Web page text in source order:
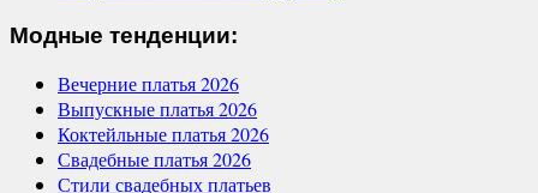
Модные тенденции:
Вечерние платья 2026
Выпускные платья 2026
Коктейльные платья 2026
Свадебные платья 2026
Стили свадебных платьев